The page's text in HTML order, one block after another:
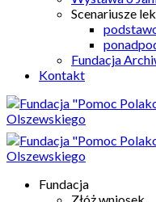
Scenariusze
Fundacja
Kontakt
Fundacja